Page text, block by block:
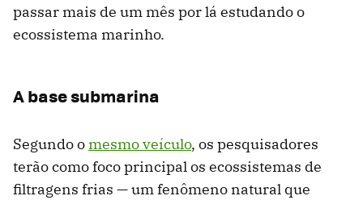
passar mais de um mês por lá estudando o
ecossistema marinho.
A base submarina
Segundo omesmo veículo, os pesquisadores
terão como foco principal os ecossistemas de
filtragens frias — um fenômeno natural que